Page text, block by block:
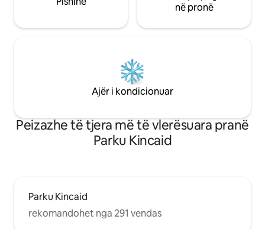
në pronë
Ajër i kondicionuar
Peizazhe të tjera më të vlerësuara pranë
Parku Kincaid
Parku Kincaid
rekomandohet nga 291 vendas